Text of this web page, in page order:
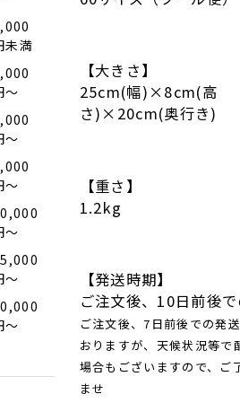
未満
〜
〜
〜
〜
〜
〜
【大きさ】
25cm(幅)×8cm(高
さ)×20cm(奥行き)
【重さ】
1.2kg
【発送時期】
ご注文後、10日前後
ご注文後、7日前後での発
おりますが、天候状況等で
場合もございますので、ご
ませ